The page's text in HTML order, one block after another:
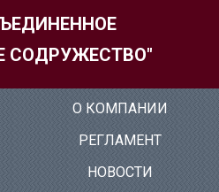
СОДРУЖЕСТВО"
О КОМ­ПА­НИИ
РЕГ­ЛА­МЕНТ
НО­ВОС­ТИ